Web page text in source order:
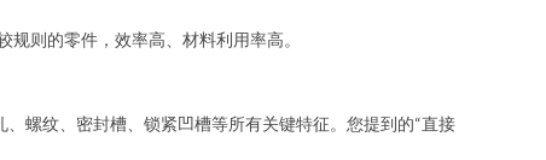
则的零件，效率高、材料利用率高。
螺纹、密封槽、锁紧凹槽等所有关键特征。您提到的“直接